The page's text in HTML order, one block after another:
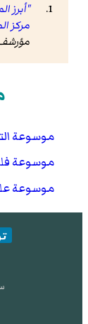
"أبرز
مركز
موسوعة
موسوعة
موسوعة